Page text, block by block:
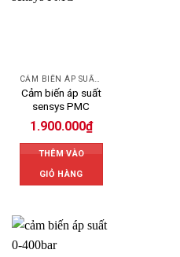
Cảm biến áp suất
sensys PMC
1.900.000₫
THÊM VÀO
GIỎ HÀNG